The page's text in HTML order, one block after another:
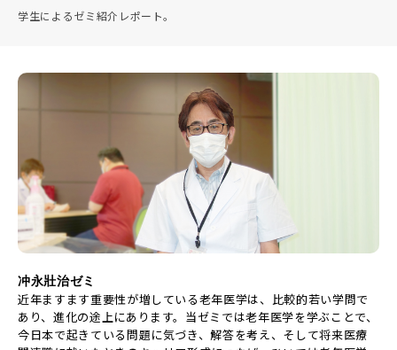
学生によるゼミ紹介レポート。
冲永壯治ゼミ
近年ますます重要性が増している老年医学は、比較的若い学問で
あり、進化の途上にあります。当ゼミでは老年医学を学ぶことで、
今日本で起きている問題に気づき、解答を考え、そして将来医療